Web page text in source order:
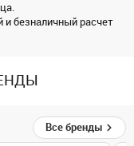
и безналичный расчет
Все бренды